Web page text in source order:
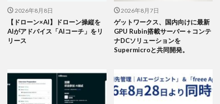
2026年8月8日
【ドローン×AI】ドローン操縦を
AIがアドバイス「AIコーチ」をリ
リース
2026年8月7日
ゲットワークス、国内向けに最新
GPU Rubin搭載サーバー＋コンテ
ナDCソリューションを
Supermicroと共同開発。